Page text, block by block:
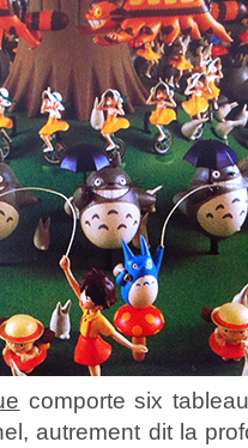
comporte six
autrement dit la